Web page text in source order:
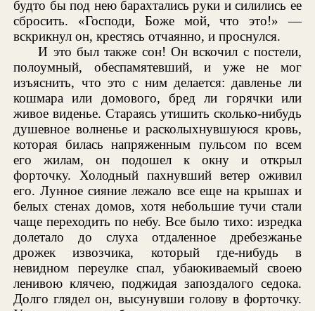
будто бы под нею барахтались руки и силились ее
сбросить. «Господи, Боже мой, что это!» —
вскрикнул он, крестясь отчаянно, и проснулся.
И это был также сон! Он вскочил с постели,
полоумный, обеспамятевший, и уже не мог
изъяснить, что это с ним делается: давленье ли
кошмара или домового, бред ли горячки или
живое виденье. Стараясь утишить сколько-нибудь
душевное волненье и расколыхнувшуюся кровь,
которая билась напряженным пульсом по всем
его жилам, он подошел к окну и открыл
форточку. Холодный пахнувший ветер оживил
его. Лунное сияние лежало все еще на крышах и
белых стенах домов, хотя небольшие тучи стали
чаще переходить по небу. Все было тихо: изредка
долетало до слуха отдаленное дребезжанье
дрожек извозчика, который где-нибудь в
невидном переулке спал, убаюкиваемый своею
ленивою клячею, поджидая запоздалого седока.
Долго глядел он, высунувши голову в форточку.